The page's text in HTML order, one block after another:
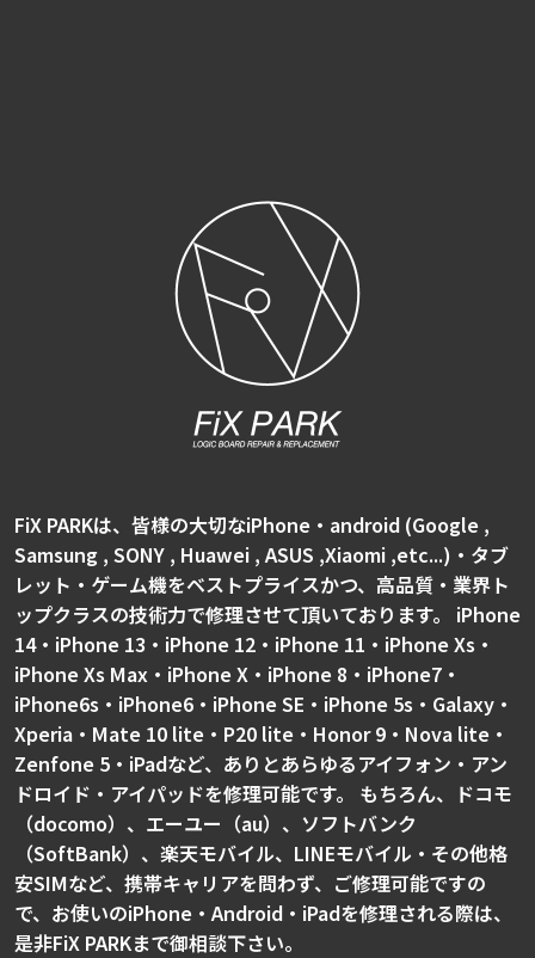
FiX PARKは、皆様の大切なiPhone・android (Google ,
Samsung , SONY , Huawei , ASUS ,Xiaomi ,etc...)・タブ
レット・ゲーム機をベストプライスかつ、高品質・業界ト
ップクラスの技術力で修理させて頂いております。 iPhone
14・iPhone 13・iPhone 12・iPhone 11・iPhone Xs・
iPhone Xs Max・iPhone X・iPhone 8・iPhone7・
iPhone6s・iPhone6・iPhone SE・iPhone 5s・Galaxy・
Xperia・Mate 10 lite・P20 lite・Honor 9・Nova lite・
Zenfone 5・iPadなど、ありとあらゆるアイフォン・アン
ドロイド・アイパッドを修理可能です。 もちろん、ドコモ
（docomo）、エーユー（au）、ソフトバンク
（SoftBank）、楽天モバイル、LINEモバイル・その他格
安SIMなど、携帯キャリアを問わず、ご修理可能ですの
で、お使いのiPhone・Android・iPadを修理される際は、
是非FiX PARKまで御相談下さい。